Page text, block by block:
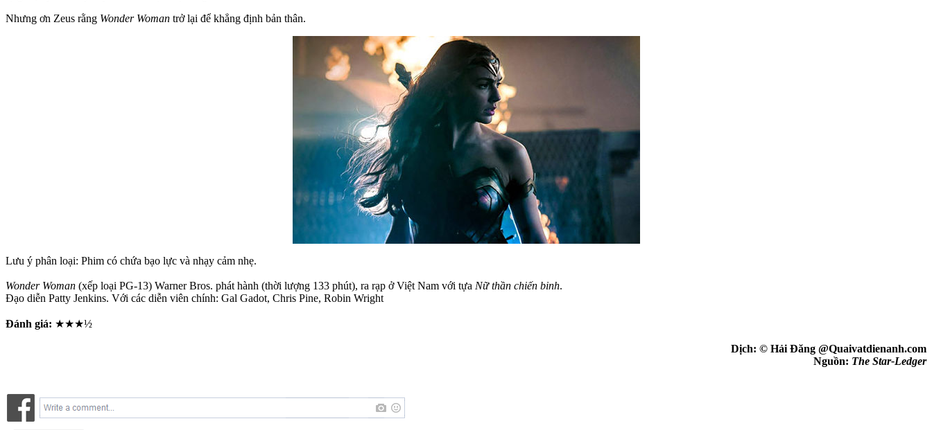
Nhưng ơn Zeus rằng Wonder Woman trở lại để khẳng định bản thân.
Lưu ý phân loại: Phim có chứa bạo lực và nhạy cảm nhẹ.
Wonder Woman (xếp loại PG-13) Warner Bros. phát hành (thời lượng 133 phút), ra rạp ở Việt Nam với tựa Nữ thần chiến binh.
Đạo diễn Patty Jenkins. Với các diễn viên chính: Gal Gadot, Chris Pine, Robin Wright
Đánh giá: ★★★½
Dịch: © Hải Đăng @Quaivatdienanh.com
Nguồn: The Star-Ledger